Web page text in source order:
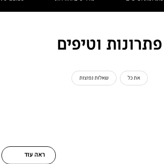
פתרונות וטיפים
את כל שאלות נפוצות
ראה עוד